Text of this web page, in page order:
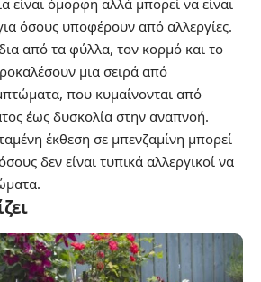
είναι όμορφη αλλά μπορεί να είναι
όσους υποφέρουν από αλλεργίες.
από τα φύλλα, τον κορμό και το
μια σειρά από
που κυμαίνονται από
έως δυσκολία στην αναπνοή.
έκθεση σε μπενζαμίνη μπορεί
δεν είναι τυπικά αλλεργικοί να